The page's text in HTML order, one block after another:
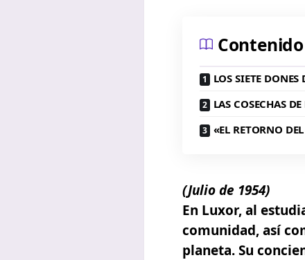
Contenido
LOS SIETE
LAS COSECHAS
«EL RETORNO
(Julio de 1954)
En Luxor, al
comunidad, así
planeta. Su